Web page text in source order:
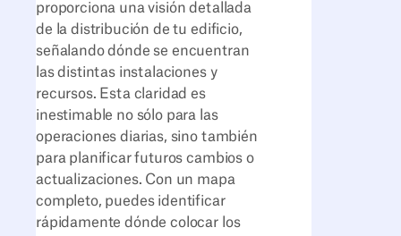
proporciona una visión detallada
de la distribución de tu edificio,
señalando dónde se encuentran
las distintas instalaciones y
recursos. Esta claridad es
inestimable no sólo para las
operaciones diarias, sino también
para planificar futuros cambios o
actualizaciones. Con un mapa
completo, puedes identificar
rápidamente dónde colocar los